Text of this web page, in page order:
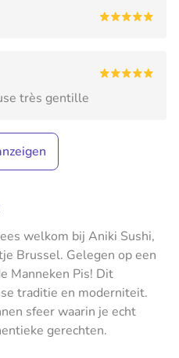
très gentille
welkom bij Aniki Sushi,
Brussel. Gelegen op een
Manneken Pis! Dit
traditie en moderniteit.
sfeer waarin je echt
gerechten.